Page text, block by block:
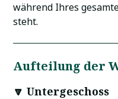
während Ihres
steht.
Aufteilung der
🔽Untergeschoss